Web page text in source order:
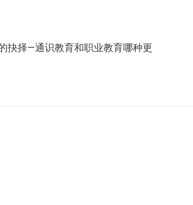
抉择—通识教育和职业教育哪种更